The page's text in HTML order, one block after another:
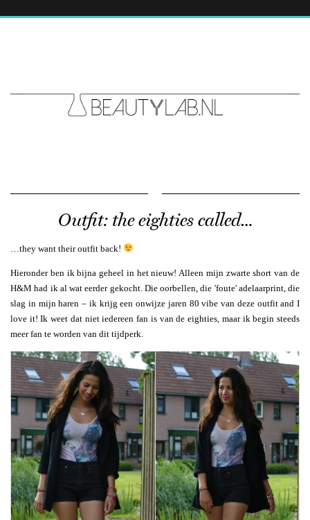
Outfit: the eighties called…
…they want their outfit back!
Hieronder ben ik bijna geheel in het nieuw! Alleen mijn zwarte short van de
H&M had ik al wat eerder gekocht. Die oorbellen, die 'foute' adelaarprint, die
slag in mijn haren – ik krijg een onwijze jaren 80 vibe van deze outfit and I
love it! Ik weet dat niet iedereen fan is van de eighties, maar ik begin steeds
meer fan te worden van dit tijdperk.